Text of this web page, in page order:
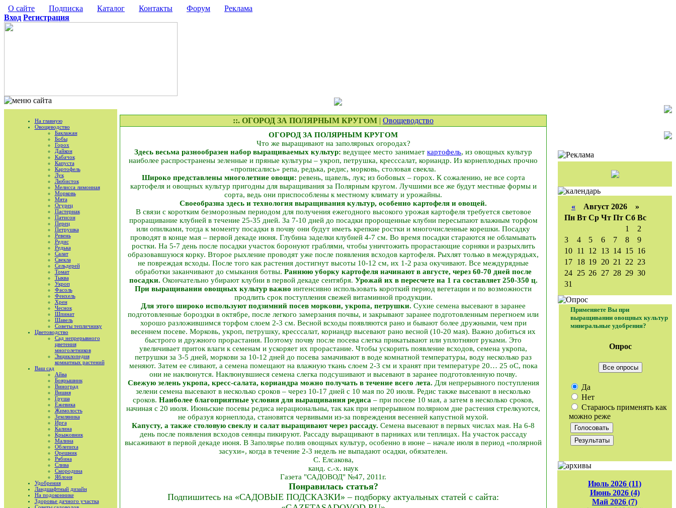
О сайте Подписка Каталог Контакты Форум
Реклама
Вход Регистрация
На главную
Овощеводство
Баклажан
Бобы
Горох
Дайкон
Кабачок
Капуста
Картофель
Лук
Любисток
Мелисса лимонная
Морковь
Мята
Огурец
Пастернак
Патисон
Перец
Петрушка
Ревень
Редис
Редька
Салат
Свекла
Сельдерей
Томат
Тыква
Укроп
Фасоль
Фенхель
Хрен
Чеснок
Шпинат
Шавель
Советы тепличнику
Цветоводство
Сад непрерывного
цветения
многолетников
Энциклопедия
комнатных растений
Ваш сад
Айва
Боярышник
Виноград
Вишня
Груша
Ежевика
Жимолость
Земляника
Ирга
Калина
Крыжовник
Малина
Облепиха
Орешник
Рябина
Слива
Смородина
Яблоня
Удобрения
Ландшафтный дизайн
На подоконнике
Здоровье дачного участка
::. ОГОРОД ЗА ПОЛЯРНЫМ КРУГОМ | Овощеводство
ОГОРОД ЗА ПОЛЯРНЫМ КРУГОМ
Что же выращивают на заполярных огородах?
Здесь весьма разнообразен набор выращиваемых культур: ведущее место занимает картофель, из овощных культур
наиболее распространены зеленные и пряные культуры – укроп, петрушка, кресс­салат, кориандр. Из корнеплодных прочно
«прописались» репа, редька, редис, морковь, столовая свекла.
Широко представлены многолетние овощи: ревень, щавель, лук; из бобовых – горох. К сожалению, не все сорта
картофеля и овощных культур пригодны для выращивания за Полярным кругом. Лучшими все же будут местные формы и
сорта, ведь они приспособлены к местному климату и урожайны.
Своеобразна здесь и технология выращивания культур, особенно картофеля и овощей.
В связи с коротким безморозным периодом для получения ежегодного высокого урожая картофеля требуется световое
проращивание клубней в течение 25-35 дней. За 7-10 дней до посадки пророщенные клубни пересыпают влажным торфом
или опилками, тогда к моменту посадки в почву они будут иметь крепкие ростки и многочисленные корешки. Посадку
проводят в конце мая – первой декаде июня. Глубина заделки клубней 4-7 см. Во время посадки стараются не обламывать
ростки. На 5-7 день после посадки участок боронуют граблями, чтобы уничтожить прорастающие сорняки и разрыхлить
образовавшуюся корку. Второе рыхление проводят уже после появления всходов картофеля. Рыхлят только в междурядьях,
не повреждая всходы. После того как растения достигнут высоты 10-12 см, их 1-2 раза окучивают. Все междурядные
обработки заканчивают до смыкания ботвы. Раннюю уборку картофеля начинают в августе, через 60-70 дней после
посадки. Окончательно убирают клубни в первой декаде сентября. Урожай их в пересчете на 1 га составляет 250-350 ц.
При выращивании овощных культур важно интенсивно использовать короткий период вегетации и по возможности
продлить срок поступления свежей витаминной продукции.
Для этого широко используют подзимний посев моркови, укропа, петрушки. Сухие семена высевают в заранее
подготовленные бороздки в октябре, после легкого замерзания почвы, и закрывают заранее подготовленным перегноем или
хорошо разложившимся торфом слоем 2-3 см. Весной всходы появляются рано и бывают более дружными, чем при
весеннем посеве. Морковь, укроп, петрушку, кресс­салат, кориандр высевают рано весной (10-20 мая). Важно добиться их
быстрого и дружного прорастания. Поэтому почву после посева слегка прикатывают или уплотняют руками. Это
увеличивает приток влаги к семенам и ускоряет их прорастание. Чтобы ускорить появление всходов, семена укропа,
петрушки за 3-5 дней, моркови за 10-12 дней до посева замачивают в воде комнатной температуры, воду несколько раз
меняют. Затем ее сливают, а семена помещают на влажную ткань слоем 2-3 см и хранят при температуре 20… 25 оС, пока
они не наклюнутся. Наклюнувшиеся семена слегка подсушивают и высевают в заранее подготовленную почву.
Свежую зелень укропа, кресс-­салата, кориандра можно получать в течение всего лета. Для непрерывного поступления
зелени семена высевают в несколько сроков – через 10-17 дней с 10 мая по 20 июля. Редис также высевают в несколько
сроков. Наиболее благоприятные условия для выращивания редиса – при посеве 10 мая, а затем в несколько сроков,
начиная с 20 июля. Июньские посевы редиса нерациональны, так как при непрерывном полярном дне растения стрелкуются,
не образуя корнеплода, становятся червивыми из-за повреждения весенней капустной мухой.
Капусту, а также столовую свеклу и салат выращивают через рассаду. Семена высевают в первых числах мая. На 6-8
день после появления всходов сеянцы пикируют. Рассаду выращивают в парниках или теплицах. На участок рассаду
высаживают в первой декаде июня. В Заполярье полив овощных культур, особенно в июне – начале июля в период «полярной
засухи», когда в течение 2-3 недель не выпадают осадки, обязателен.
С. Елсакова,
канд. с.-х. наук
Газета "САДОВОД" №47, 2011г.
Понравилась статья?
Подпишитесь на «САДОВЫЕ ПОДСКАЗКИ» – подборку актуальных статей с сайта:
« Август 2026 »
Пн Вт Ср Чт Пт Сб Вс
1
2
3
4 5 6 7 8
9
10 11 12 13 14 15 16
17 18 19 20 21 22 23
24 25 26 27 28 29 30
31
Применяете Вы при
выращивании овощных культур
минеральные удобрения?
Опрос
Все опросы
Да
Нет
Стараюсь применять как
можно реже
Июль 2026 (11)
Июнь 2026 (4)
Май 2026 (7)